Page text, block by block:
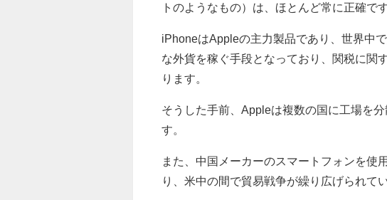
トのようなもの）は、ほとんど常に正確です
iPhoneはAppleの主力製品であり、世界中
な外貨を稼ぐ手段となっており、関税に関
ります。
そうした手前、Appleは複数の国に工場を
す。
また、中国メーカーのスマートフォンを使
り、米中の間で貿易戦争が繰り広げられてい